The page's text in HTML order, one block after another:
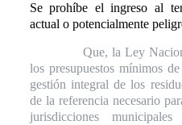
Se prohíbe el ingreso al
actual o potencialmente
Que, la Ley
los presupuestos mínimos
gestión integral de los
de la referencia necesario
jurisdicciones